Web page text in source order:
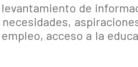
de
acceso a la